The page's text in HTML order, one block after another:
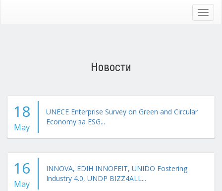
Новости
18
May
UNECE Enterprise Survey on Green and Circular
Economy за ESG...
16
May
INNOVA, EDIH INNOFEIT, UNIDO Fostering
Industry 4.0, UNDP BIZZ4ALL...